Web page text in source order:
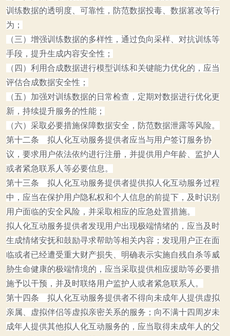
训练数据的透明度、可靠性，防范数据投毒、数据篡改等行
为；
（三）增强训练数据的多样性，通过负向采样、对抗训练等
手段，提升生成内容安全性；
（四）利用合成数据进行模型训练和关键能力优化的，应当
评估合成数据安全性；
（五）加强对训练数据的日常检查，定期对数据进行优化更
新，持续提升服务的性能；
（六）采取必要措施保障数据安全，防范数据泄露等风险。
第十二条 拟人化互动服务提供者应当与用户签订服务协
议，要求用户依法依约进行注册，并提供用户年龄、监护人
或者紧急联系人等必要信息。
第十三条 拟人化互动服务提供者提供拟人化互动服务过程
中，应当在保护用户隐私权和个人信息的前提下，及时识别
用户面临的安全风险，并采取相应的应急处置措施。
拟人化互动服务提供者发现用户出现极端情绪的，应当及时
生成情绪安抚和鼓励寻求帮助等相关内容；发现用户正在面
临或者已经遭受重大财产损失、明确表示实施自残自杀等威
胁生命健康的极端情境的，应当采取提供相应援助等必要措
施予以干预，并及时联络用户监护人或者紧急联系人。
第十四条 拟人化互动服务提供者不得向未成年人提供虚拟
亲属、虚拟伴侣等虚拟亲密关系的服务；向不满十四周岁未
成年人提供其他拟人化互动服务的，应当取得未成年人的父